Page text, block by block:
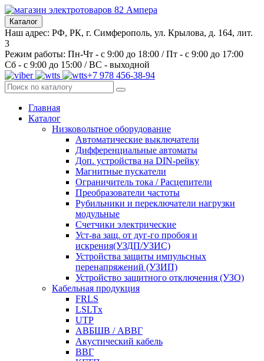
Каталог
Наш адрес: РФ, РК, г. Симферополь, ул. Крылова, д. 164, лит.
3
Режим работы: Пн-Чт - с 9:00 до 18:00 / Пт - с 9:00 до 17:00
Сб - с 9:00 до 15:00 / ВС - выходной
+7 978 456-38-94
Главная
Каталог
Низковольтное оборудование
Автоматические выключатели
Дифференциальные автоматы
Доп. устройства на DIN-рейку
Магнитные пускатели
Ограничитель тока / Расцепители
Преобразователи частоты
Рубильники и переключатели нагрузки
модульные
Счетчики электрические
Уст-ва защ. от дуг-го пробоя и
искрения(УЗДП/УЗИС)
Устройства защиты импульсных
перенапряжений (УЗИП)
Устройство защитного отключения (УЗО)
Кабельная продукция
FRLS
LSLTx
UTP
АВБШВ / АВВГ
Акустический кабель
ВВГ